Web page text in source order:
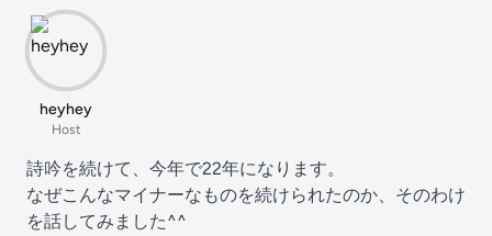
heyhey
Host
詩吟を続けて、今年で22年になります。
なぜこんなマイナーなものを続けられたのか、そのわけ
を話してみました^^